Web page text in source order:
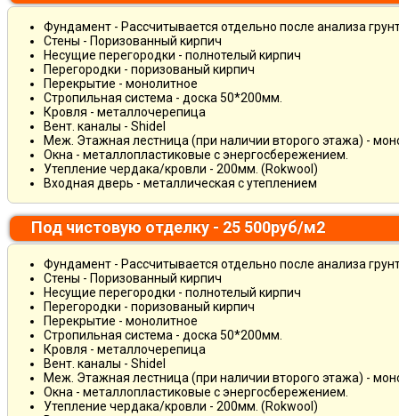
Фундамент - Рассчитывается отдельно после анализа
Стены - Поризованный кирпич
Несущие перегородки - полнотелый кирпич
Перегородки - поризованый кирпич
Перекрытие - монолитное
Стропильная система - доска 50*200мм.
Кровля - металлочерепица
Вент. каналы - Shidel
Меж. Этажная лестница (при наличии второго этажа) -
Окна - металлопластиковые с энергосбережением.
Утепление чердака/кровли - 200мм. (Rokwool)
Входная дверь - металлическая с утеплением
Под чистовую отделку - 25 500руб/м2
Фундамент - Рассчитывается отдельно после анализа
Стены - Поризованный кирпич
Несущие перегородки - полнотелый кирпич
Перегородки - поризованый кирпич
Перекрытие - монолитное
Стропильная система - доска 50*200мм.
Кровля - металлочерепица
Вент. каналы - Shidel
Меж. Этажная лестница (при наличии второго этажа) -
Окна - металлопластиковые с энергосбережением.
Утепление чердака/кровли - 200мм. (Rokwool)